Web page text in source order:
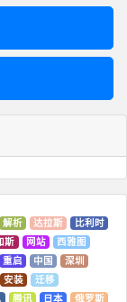
解析 达拉斯
比利时
斯 网站
西雅图
重启 中国
深圳
安装
迁移
腾讯 日本 俄罗斯